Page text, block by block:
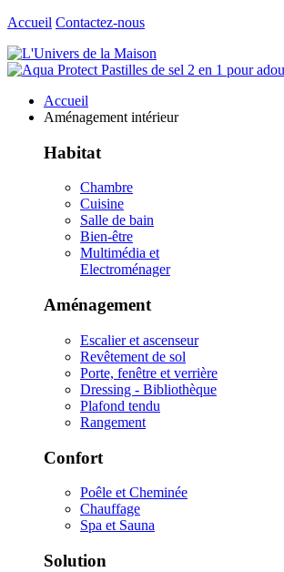
Accueil Contactez-nous
Accueil
Aménagement intérieur
Habitat
Chambre
Cuisine
Salle de bain
Bien-être
Multimédia et
Electroménager
Aménagement
Escalier et ascenseur
Revêtement de sol
Porte, fenêtre et verrière
Dressing - Bibliothèque
Plafond tendu
Rangement
Confort
Poêle et Cheminée
Chauffage
Spa et Sauna
Solution